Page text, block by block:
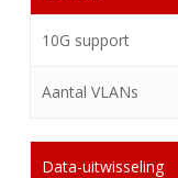
10G support
Aantal VLANs
Data-uitwisseling